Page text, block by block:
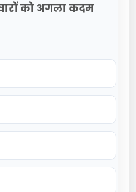
को अगला कदम